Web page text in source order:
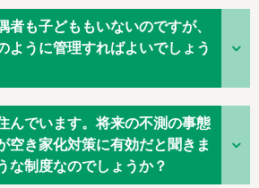
者も子どももいないのですが、
ように管理すればよいでしょう
んでいます。将来の不測の事態
空き家化対策に有効だと聞きま
な制度なのでしょうか？